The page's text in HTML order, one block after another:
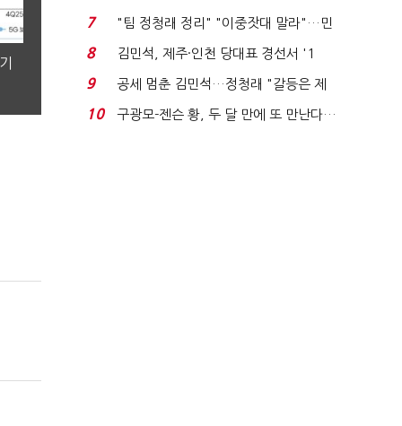
청래와 격차 0.86%p(...
7
"팀 정청래 정리" "이중잣대 말라"…민
주 최고위원 계파 다...
8
김민석, 제주·인천 당대표 경선서 '1
위'(1보)...
9
공세 멈춘 김민석…정청래 "갈등은 제
가 수습"
10
구광모-젠슨 황, 두 달 만에 또 만난다…